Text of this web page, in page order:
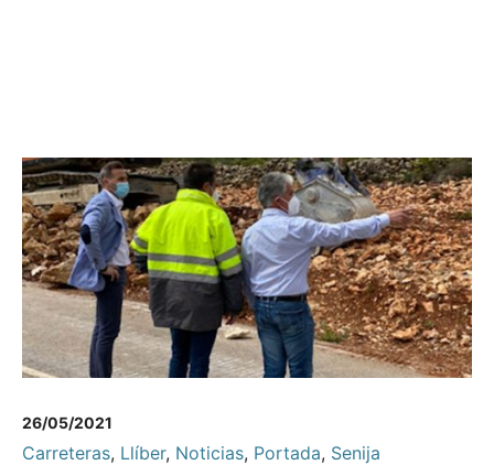
26/05/2021
Carreteras, Llíber, Noticias, Portada, Senija